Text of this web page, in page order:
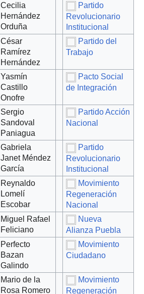
Cecilia
Hernández
Orduña
Partido
Revolucionario
Institucional
César
Ramírez
Hernández
Partido del
Trabajo
Yasmín
Castillo
Onofre
Pacto Social
de Integración
Sergio
Sandoval
Paniagua
Partido Acción
Nacional
Gabriela
Janet Méndez
García
Partido
Revolucionario
Institucional
Reynaldo
Lomelí
Escobar
Movimiento
Regeneración
Nacional
Miguel Rafael
Feliciano
Nueva
Alianza Puebla
Perfecto
Bazan
Galindo
Movimiento
Ciudadano
Mario de la
Rosa Romero
Movimiento
Regeneración